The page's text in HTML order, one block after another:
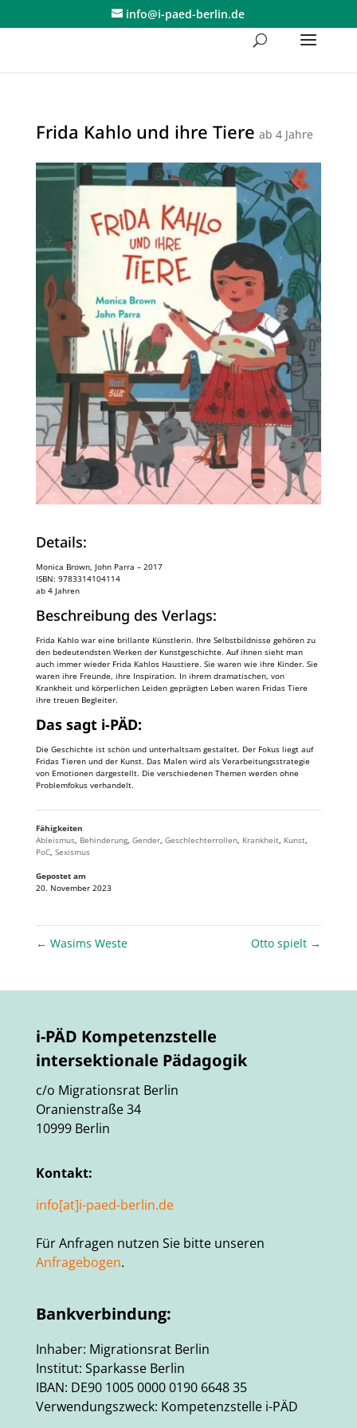
info@i-paed-berlin.de
Frida Kahlo und ihre Tiere ab 4 Jahre
Details:
Monica Brown, John Parra – 2017
ISBN: 9783314104114
ab 4 Jahren
Beschreibung des Verlags:
Frida Kahlo war eine brillante Künstlerin. Ihre Selbstbildnisse gehören zu
den bedeutendsten Werken der Kunstgeschichte. Auf ihnen sieht man
auch immer wieder Frida Kahlos Haustiere. Sie waren wie ihre Kinder. Sie
waren ihre Freunde, ihre Inspiration. In ihrem dramatischen, von
Krankheit und körperlichen Leiden geprägten Leben waren Fridas Tiere
ihre treuen Begleiter.
Das sagt i-PÄD:
Die Geschichte ist schön und unterhaltsam gestaltet. Der Fokus liegt auf
Fridas Tieren und der Kunst. Das Malen wird als Verarbeitungsstrategie
von Emotionen dargestellt. Die verschiedenen Themen werden ohne
Problemfokus verhandelt.
Fähigkeiten
Ableismus, Behinderung, Gender, Geschlechterrollen, Krankheit, Kunst,
PoC, Sexismus
Gepostet am
20. November 2023
← Wasims Weste Otto spielt →
i-PÄD Kompetenzstelle
intersektionale Pädagogik
c/o Migrationsrat Berlin
Oranienstraße 34
10999 Berlin
Kontakt:
info[at]i-paed-berlin.de
Für Anfragen nutzen Sie bitte unseren
Anfragebogen.
Bankverbindung:
Inhaber: Migrationsrat Berlin
Institut: Sparkasse Berlin
IBAN: DE90 1005 0000 0190 6648 35
Verwendungszweck: Kompetenzstelle i-PÄD